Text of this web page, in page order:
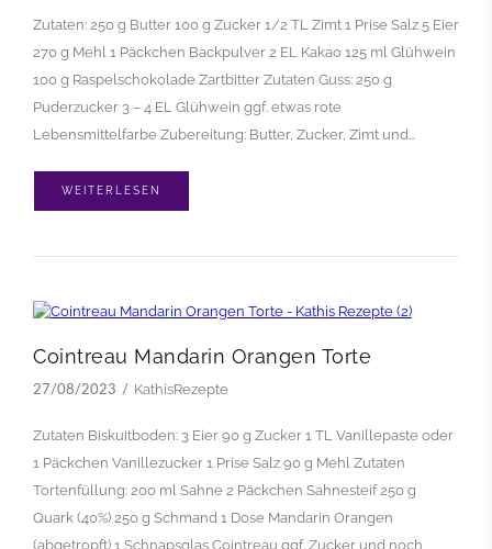
Zutaten: 250 g Butter 100 g Zucker 1/2 TL Zimt 1 Prise Salz 5 Eier
270 g Mehl 1 Päckchen Backpulver 2 EL Kakao 125 ml Glühwein
100 g Raspelschokolade Zartbitter Zutaten Guss: 250 g
Puderzucker 3 – 4 EL Glühwein ggf. etwas rote
Lebensmittelfarbe Zubereitung: Butter, Zucker, Zimt und…
WEITERLESEN
Cointreau Mandarin Orangen Torte
27/08/2023 KathisRezepte
Zutaten Biskuitboden: 3 Eier 90 g Zucker 1 TL Vanillepaste oder
1 Päckchen Vanillezucker 1 Prise Salz 90 g Mehl Zutaten
Tortenfüllung: 200 ml Sahne 2 Päckchen Sahnesteif 250 g
Quark (40%) 250 g Schmand 1 Dose Mandarin Orangen
(abgetropft) 1 Schnapsglas Cointreau ggf. Zucker und noch